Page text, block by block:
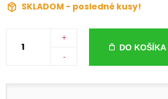
SKLADOM - posledné kusy!
+
-
DO KOŠÍKA